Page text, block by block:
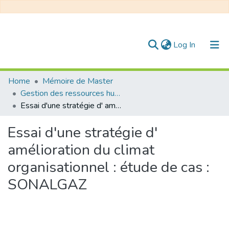
Log In (current)
Communities & Collections
All of DSpace
Home
Mémoire de Master
Gestion des ressources humaines
Essai d'une stratégie d' amélioration du climat organisationnel : étude de cas : SONALGAZ
Essai d'une stratégie d'
amélioration du climat
organisationnel : étude de cas :
SONALGAZ